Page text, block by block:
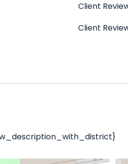
Client
Client